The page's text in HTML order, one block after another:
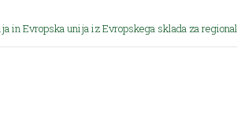
in Evropska unija iz Evropskega sklada za